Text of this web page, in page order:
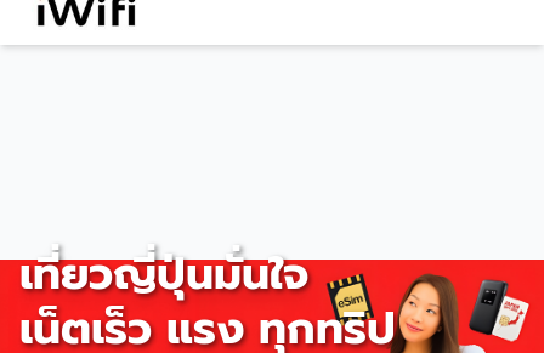
เที่ยวญี่ปุ่นมั่นใจ
เน็ตเร็ว แรง ทุกทริป